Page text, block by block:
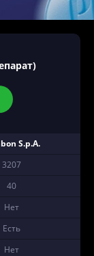
S.p.A.
3207
40
Нет
Есть
Нет